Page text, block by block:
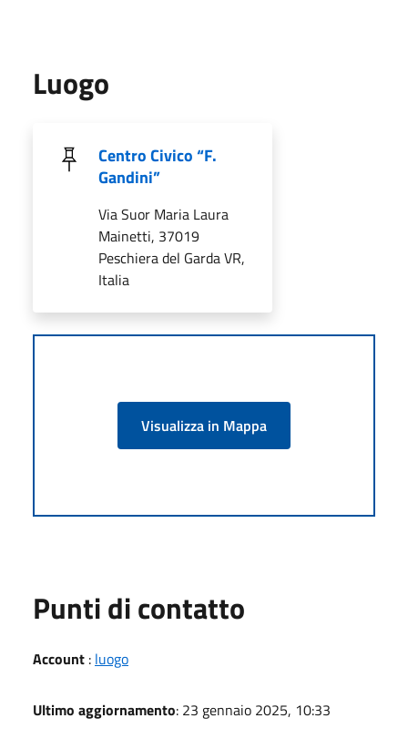
Luogo
Centro Civico “F.
Gandini”
Via Suor Maria Laura
Mainetti, 37019
Peschiera del Garda VR,
Italia
Visualizza in Mappa
Punti di contatto
Account : luogo
Ultimo aggiornamento: 23 gennaio 2025, 10:33